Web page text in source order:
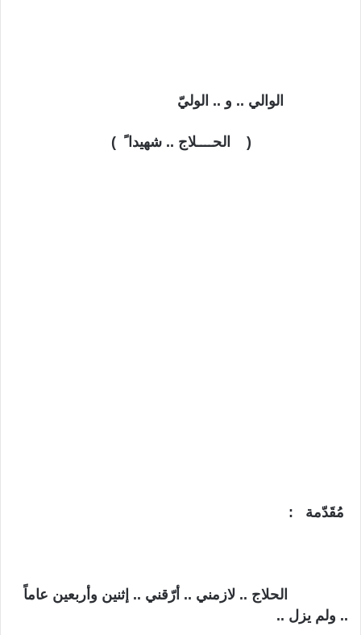
الوالي .. و .. الوليّ
( الحــــلاج .. شهيدا ً )
مُقَدّمة :
الحلاج .. لازمني .. أرّقني .. إثنين وأربعين عاماً
.. ولم يزل ..